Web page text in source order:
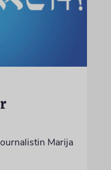
Marija